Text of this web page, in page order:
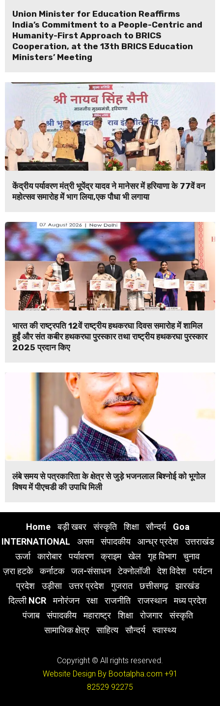
Union Minister for Education Reaffirms
India’s Commitment to a People-Centric and
Humanity-First Approach to BRICS
Cooperation, at the 13th BRICS Education
Ministers’ Meeting
केंद्रीय पर्यावरण मंत्री भूपेंद्र यादव ने मानेसर में हरियाणा के 77वें वन
महोत्सव समारोह में भाग लिया,एक पौधा भी लगाया
भारत की राष्ट्रपति 12वें राष्ट्रीय हथकरघा दिवस समारोह में शामिल
हुईं और संत कबीर हथकरघा पुरस्कार तथा राष्ट्रीय हथकरघा पुरस्कार
2025 प्रदान किए
लंबे समय से पत्रकारिता के क्षेत्र से जुड़े भजनलाल बिश्नोई को भूगोल
विषय में पीएचडी की उपाधि मिली
Home बड़ी खबर संस्कृति शिक्षा सौन्दर्य
Goa
INTERNATIONAL
असम संपादकीय आन्ध्र प्रदेश
उत्तराखंड
ऊर्जा
कारोबार पर्यावरण क्राइम खेल गृह विभाग
चुनाव
ज़रा हटके
कर्नाटक जल-संसाधन टेक्नोलॉजी देश विदेश
पर्यटन
प्रदेश
उड़ीसा उत्तर प्रदेश गुजरात छत्तीसगढ़
झारखंड
दिल्ली NCR
मनोरंजन रक्षा राजनीति राजस्थान
मध्य प्रदेश
पंजाब
संपादकीय महाराष्ट्र शिक्षा रोजगार
संस्कृति
सामाजिक क्षेत्र
साहित्य सौन्दर्य स्वास्थ्य
Copyright © All rights reserved.
Website Design By Bootalpha.com +91
82529 92275